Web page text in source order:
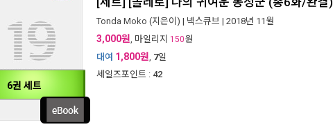
6권 세트
Tonda Moko (지은이) | 넥스큐브 | 2018년 11월
3,000원, 마일리지 150원
대여 1,800원, 7일
세일즈포인트 : 42